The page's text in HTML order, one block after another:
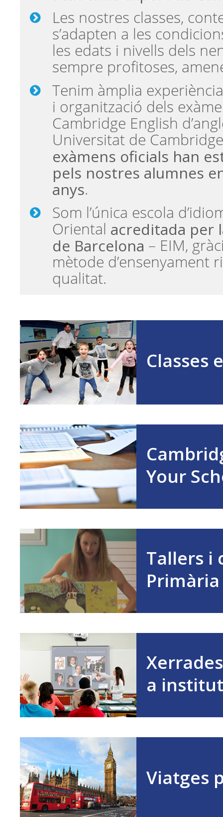
Les nostres classes,
s’adapten a les
les edats i nivells dels
sempre profitoses,
Tenim àmplia
i organització dels
Cambridge English
Universitat de
exàmens oficials han
pels nostres alumnes
anys.
Som l’única escola
Oriental acreditada per
de Barcelona – EIM,
mètode d’ensenyament
qualitat.
Classes
Your
Tallers i
Primària
a
Viatges